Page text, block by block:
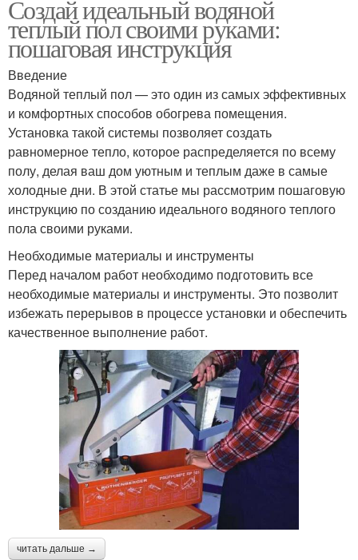
Создай идеальный водяной
теплый пол своими руками:
пошаговая инструкция
Введение
Водяной теплый пол — это один из самых эффективных
и комфортных способов обогрева помещения.
Установка такой системы позволяет создать
равномерное тепло, которое распределяется по всему
полу, делая ваш дом уютным и теплым даже в самые
холодные дни. В этой статье мы рассмотрим пошаговую
инструкцию по созданию идеального водяного теплого
пола своими руками.
Необходимые материалы и инструменты
Перед началом работ необходимо подготовить все
необходимые материалы и инструменты. Это позволит
избежать перерывов в процессе установки и обеспечить
качественное выполнение работ.
читать дальше →